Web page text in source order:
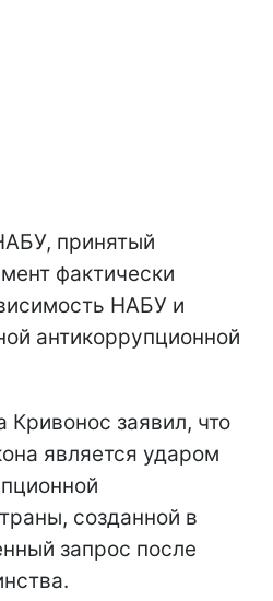
принятый
фактически
НАБУ и
антикоррупционной
Кривонос заявил, что
является ударом
созданной в
запрос после